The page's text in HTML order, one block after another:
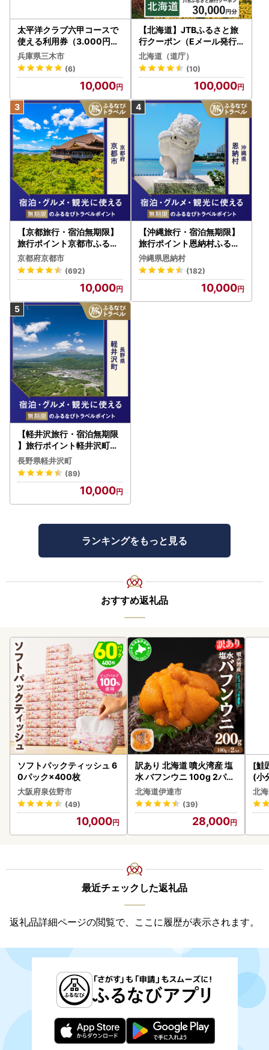
太平洋クラブ六甲コースで
使える利用券（3.000円分
）
兵庫県三木市
(6)
10,000
【北海道】JTBふるさと旅
行クーポン（Eメール発行
）30,000円分 旅行 トラベ
ル 宿泊 人気 おすすめ JTB
W030T
北海道（道庁）
(10)
100,000
【京都旅行・宿泊無期限】
旅行ポイント京都市ふるな
びトラベルポイント
京都府京都市
(692)
10,000
【沖縄旅行・宿泊無期限】
旅行ポイント恩納村ふるな
びトラベルポイント
沖縄県恩納村
(182)
10,000
【軽井沢旅行・宿泊無期限
】旅行ポイント軽井沢町ふ
るなびトラベルポイント
長野県軽井沢町
(89)
10,000
ランキングをもっと見る
おすすめ返礼品
ソフトパックティッシュ 6
0パック×400枚
大阪府泉佐野市
(49)
10,000
訳あり 北海道 噴火湾産 塩
水 バフンウニ 100g 2パッ
ク 計200g 《アフター保証
付き》うに ウニ 雲丹 海鮮
海の幸 魚介類 ウニ丼 お寿
司 濃厚 無添加 産地直送 お
取り寄せ 山村水産 送料無
北海道伊達市
(39)
28,000
[鮭
(小
5
北
最近チェックした返礼品
返礼品詳細ページの閲覧で、ここに履歴が表示されます。